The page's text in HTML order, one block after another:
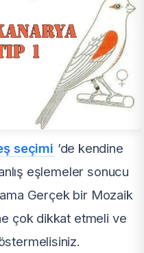
seçimi ’de kendine
eşlemeler sonucu
ama Gerçek bir Mozaik
çok dikkat etmeli ve